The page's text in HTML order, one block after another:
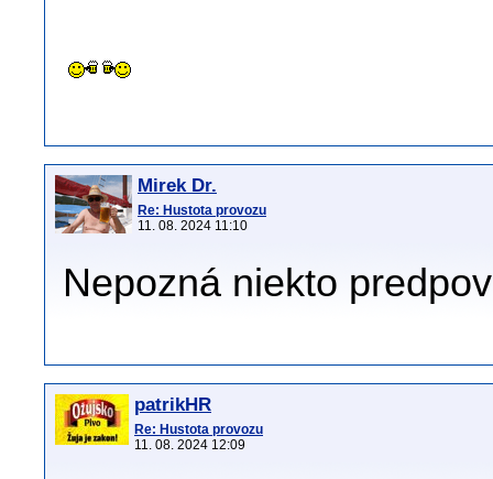
Mirek Dr.
Re: Hustota provozu
11. 08. 2024 11:10
Nepozná niekto
patrikHR
Re: Hustota provozu
11. 08. 2024 12:09